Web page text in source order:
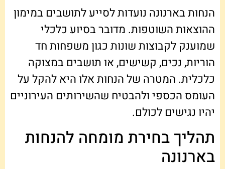
הנחות בארנונה נועדות לסייע לתושבים במימון
ההוצאות השוטפות. מדובר בסיוע כלכלי
שמוענק לקבוצות שונות כגון משפחות חד
הוריות, נכים, קשישים, או תושבים במצוקה
כלכלית. המטרה של הנחות אלו היא להקל על
העומס הכספי ולהבטיח שהשירותים העירוניים
יהיו נגישים לכולם.
תהליך בחירת מומחה להנחות
בארנונה